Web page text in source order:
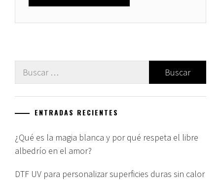
Buscar:
ENTRADAS RECIENTES
¿Qué es la magia blanca y por qué respeta el libre
albedrío en el amor?
DTF UV para personalizar superficies duras sin calor